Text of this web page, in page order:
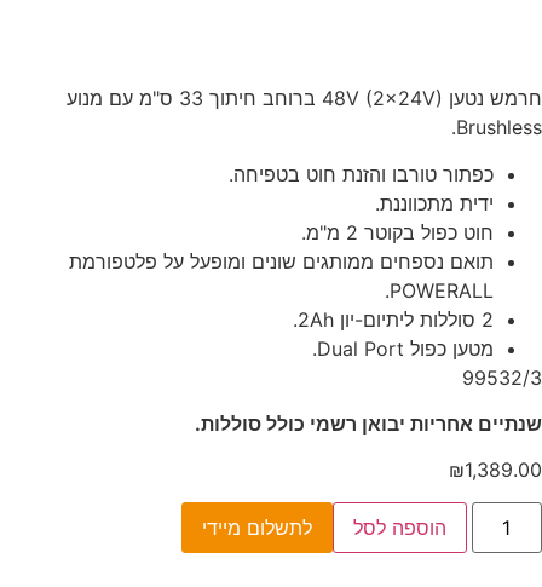
חרמש נטען 48V (2x24V) ברוחב חיתוך 33 ס"מ עם מנוע
Brushless.
כפתור טורבו והזנת חוט בטפיחה.
ידית מתכווננת.
חוט כפול בקוטר 2 מ"מ.
תואם נספחים ממותגים שונים ומופעל על פלטפורמת
POWERALL.
2 סוללות ליתיום-יון 2Ah.
מטען כפול Dual Port.
99532/3
שנתיים אחריות יבואן רשמי כולל סוללות.
₪1,389.00
הוספה לסל לתשלום מיידי